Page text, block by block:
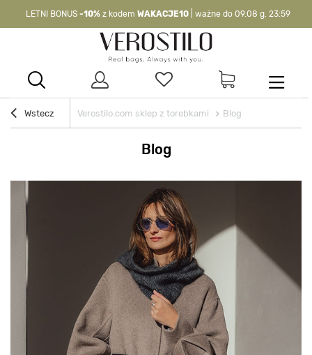
LETNI BONUS -10% z kodem WAKACJE10 | ważne do 09.08 g. 23:59
WAKACJE10| nie dotyczy produktów z flagą OKAZJA >
Wstecz Verostilo.com sklep z torebkami Blog
Blog